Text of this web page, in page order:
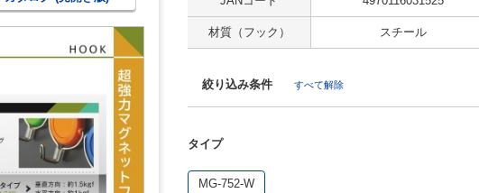
材質（フック） スチール
絞り込み条件 すべて解除
タイプ
MG-752-W